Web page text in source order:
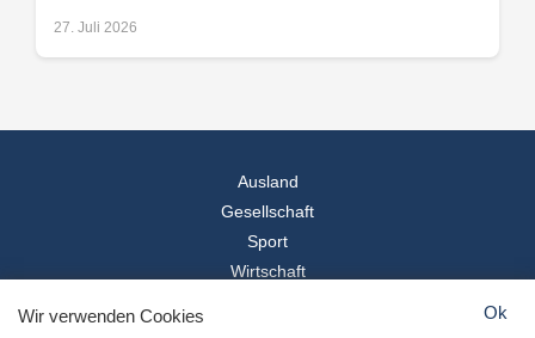
27. Juli 2026
Ausland
Gesellschaft
Sport
Wirtschaft
© 2026Landesspiegel
Wir verwenden Cookies Ok